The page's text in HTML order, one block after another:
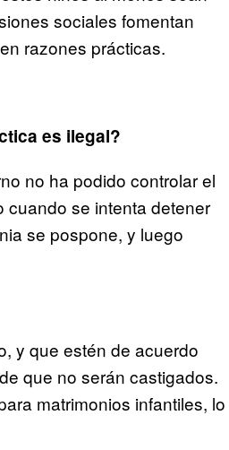
sociales fomentan
razones prácticas.
es ilegal?
no ha podido controlar el
cuando se intenta detener
se pospone, y luego
y que estén de acuerdo
que no serán castigados.
matrimonios infantiles, lo